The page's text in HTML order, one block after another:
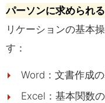
パーソンに求められ
リケーションの基本
す：
Word：文書作成
Excel：基本関数